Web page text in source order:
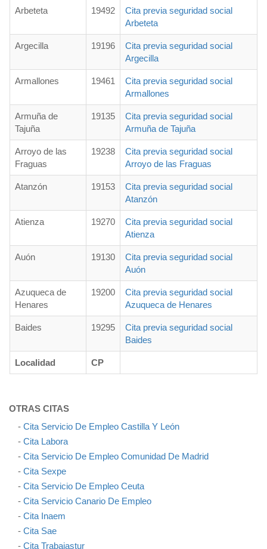
Arbeteta 19492
Cita previa seguridad social
Arbeteta
Argecilla 19196
Cita previa seguridad social
Argecilla
Armallones 19461
Cita previa seguridad social
Armallones
Armuña de
Tajuña
19135
Cita previa seguridad social
Armuña de Tajuña
Arroyo de las
Fraguas
19238
Cita previa seguridad social
Arroyo de las Fraguas
Atanzón 19153
Cita previa seguridad social
Atanzón
Atienza 19270
Cita previa seguridad social
Atienza
Auón 19130
Cita previa seguridad social
Auón
Azuqueca de
Henares
19200
Cita previa seguridad social
Azuqueca de Henares
Baides 19295
Cita previa seguridad social
Baides
Localidad CP
OTRAS CITAS
- Cita Servicio De Empleo Castilla Y León
- Cita Labora
- Cita Servicio De Empleo Comunidad De Madrid
- Cita Sexpe
- Cita Servicio De Empleo Ceuta
- Cita Servicio Canario De Empleo
- Cita Inaem
- Cita Sae
- Cita Trabajastur